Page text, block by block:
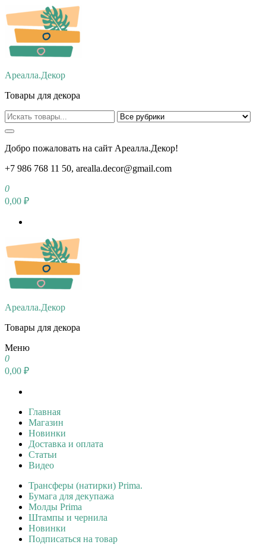
Перейти
к
содержимому
Ареалла.Декор
Товары для декора
Добро пожаловать на сайт Ареалла.Декор!
+7 986 768 11 50, arealla.decor@gmail.com
0
0,00 ₽
Ареалла.Декор
Товары для декора
Меню
0
0,00 ₽
Главная
Магазин
Новинки
Доставка и оплата
Статьи
Видео
Трансферы (натирки) Prima.
Бумага для декупажа
Молды Prima
Штампы и чернила
Новинки
Подписаться на товар